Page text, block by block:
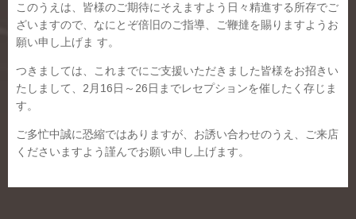
このうえは、皆様のご期待にそえますよう日々精進する所存でご
ざいますので、なにとぞ倍旧のご指導、ご鞭撻を賜りますようお
願い申し上げま す。
つきましては、これまでにご支援いただきました皆様をお招きい
たしまして、2月16日～26日までレセプションを催したく存じま
す。
ご多忙中誠に恐縮ではありますが、お誘い合わせのうえ、ご来店
くださいますよう謹んでお願い申し上げます。